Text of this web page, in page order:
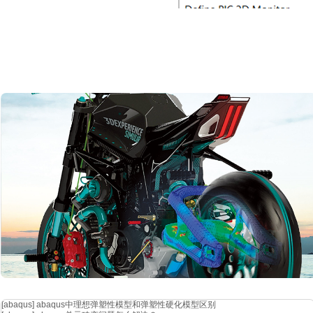
[abaqus] abaqus中理想弹塑性模型和弹塑性硬化模型区别